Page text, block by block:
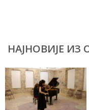
НАЈНОВИЈЕ ИЗ